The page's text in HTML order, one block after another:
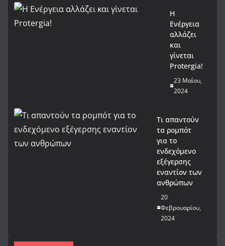
Η
Ενέργεια
αλλάζει
και
γίνεται
Protergia!
23 Μαΐου,
2024
Τι απαντούν
τα ρομπότ
για το
ενδεχόμενο
εξέγερσης
εναντίον των
ανθρώπων
20
Φεβρουαρίου,
2024